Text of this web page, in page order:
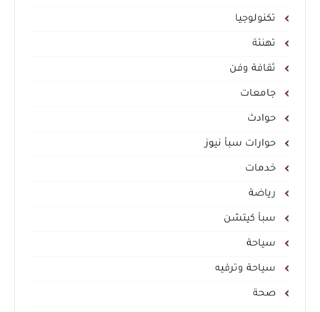
تكنولوجيا
تهنئة
ثقافة وفن
جامعات
حوادث
حوارات سبأ نيوز
خدمات
رياضة
سبأ كيتشن
سياحة
سياحة وترفيه
صحة